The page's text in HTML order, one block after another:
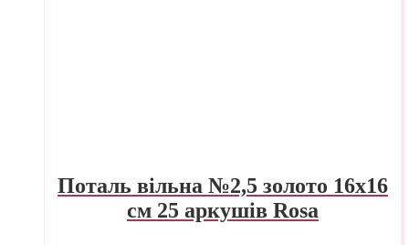
Поталь вільна №2,5 золото 16х16
см 25 аркушів Rosa